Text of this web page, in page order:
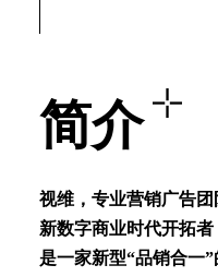
简介
视维，专业营销⼴告团
新数字商业时代开拓者
是⼀家新型“品销合⼀